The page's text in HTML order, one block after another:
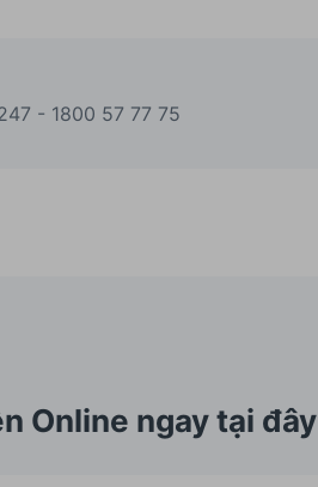
- 1800 57 77 75
Online ngay tại đây